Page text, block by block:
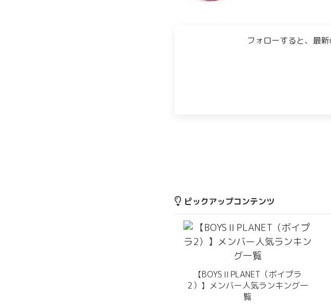
フォローすると、最
ピックアップコンテンツ
【BOYSⅡPLANET（ボイプラ
2）】メンバー人気ランキング一
覧